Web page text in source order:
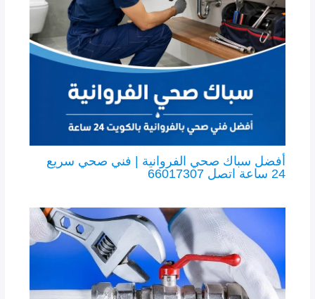
أفضل سباك صحي الفروانية | فني صحي سريع
24 ساعة اتصل 66017307